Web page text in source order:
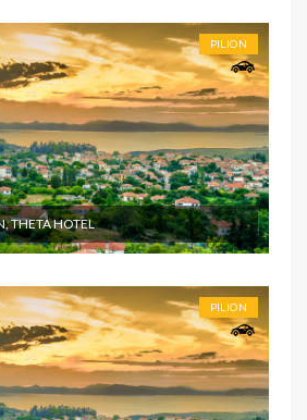
PILION
THETA HOTEL
PILION